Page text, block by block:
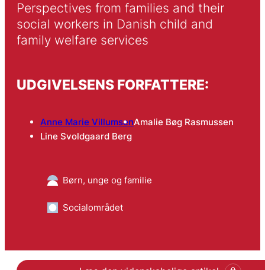
Perspectives from families and their
social workers in Danish child and
family welfare services
UDGIVELSENS FORFATTERE:
Anne Marie VillumsenAmalie Bøg Rasmussen
Line Svoldgaard Berg
Børn, unge og familie
Socialområdet